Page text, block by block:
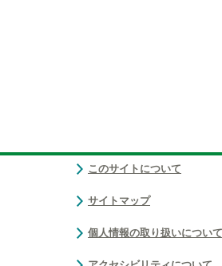
このサイトについて
サイトマップ
個人情報の取り扱いについて